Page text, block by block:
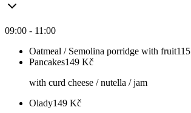
09:00 - 11:00
Oatmeal / Semolina porridge with fruit115
Pancakes149 Kč
with curd cheese / nutella / jam
Olady149 Kč